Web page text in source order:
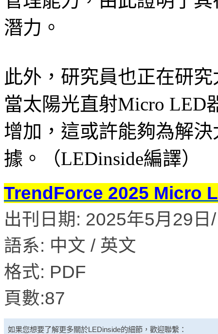
潛力。
此外，研究員也正在研
當太陽光直射Micro LED
增加，這或許能夠為解
據。（LEDinside編譯）
TrendForce 2025 Micro
出刊日期: 2025年5月29日
語系: 中文 / 英文
格式: PDF
頁數:87
如果您想要了解更多關於LEDinside的細節，歡迎聯繫：